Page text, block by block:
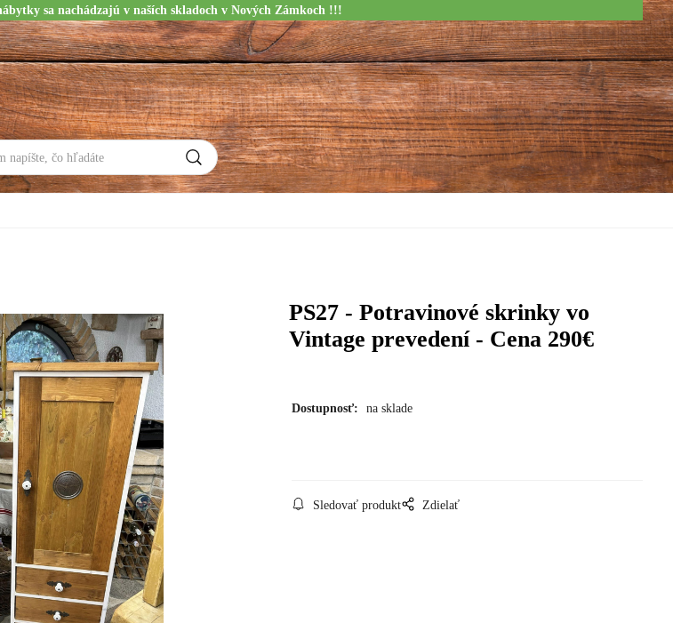
sa nachádzajú v naších skladoch v Nových Zámkoch !!!
PS27 - Potravinové skrinky vo
Vintage prevedení - Cena 290€
Dostupnosť: na sklade
Sledovať produkt Zdielať